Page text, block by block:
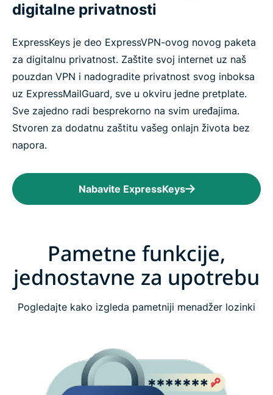
digitalne privatnosti
ExpressKeys je deo ExpressVPN-ovog novog paketa
za digitalnu privatnost. Zaštite svoj internet uz naš
pouzdan VPN i nadogradite privatnost svog inboksa
uz ExpressMailGuard, sve u okviru jedne pretplate.
Sve zajedno radi besprekorno na svim uređajima.
Stvoren za dodatnu zaštitu vašeg onlajn života bez
napora.
Nabavite ExpressKeys
Pametne funkcije,
jednostavne za upotrebu
Pogledajte kako izgleda pametniji menadžer lozinki